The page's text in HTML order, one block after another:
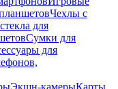
Чехлы с
для
Сумки для
для
Экшн-камерыКарты